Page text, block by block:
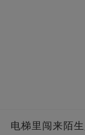
电梯里闯来陌